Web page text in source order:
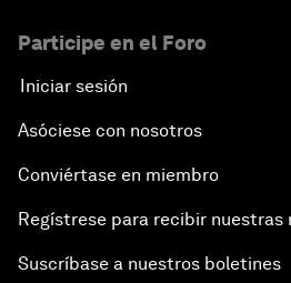
Participe en el Foro
Iniciar sesión
Asóciese con nosotros
Conviértase en miembro
Regístrese para recibir nuestras
Suscríbase a nuestros boletines